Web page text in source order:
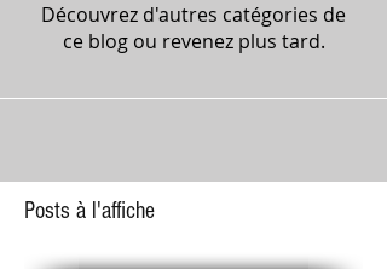
Découvrez d'autres catégories de
ce blog ou revenez plus tard.
Posts à l'affiche